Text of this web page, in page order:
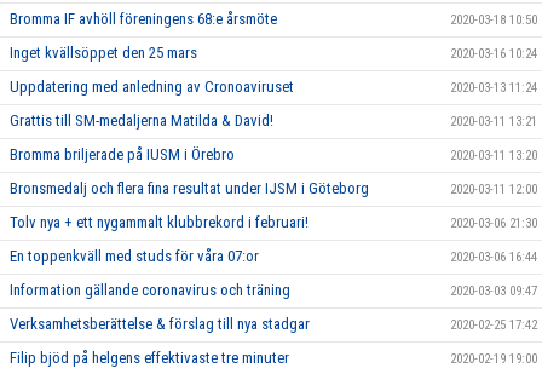
Bromma IF avhöll föreningens 68:e årsmöte 2020-03-18 10:50
Inget kvällsöppet den 25 mars 2020-03-16 10:24
Uppdatering med anledning av Cronoaviruset 2020-03-13 11:24
Grattis till SM-medaljerna Matilda & David! 2020-03-11 13:21
Bromma briljerade på IUSM i Örebro 2020-03-11 13:20
Bronsmedalj och flera fina resultat under IJSM i Göteborg 2020-03-11 12:00
Tolv nya + ett nygammalt klubbrekord i februari! 2020-03-06 21:30
En toppenkväll med studs för våra 07:or 2020-03-06 16:44
Information gällande coronavirus och träning 2020-03-03 09:47
Verksamhetsberättelse & förslag till nya stadgar 2020-02-25 17:42
Filip bjöd på helgens effektivaste tre minuter 2020-02-19 19:00